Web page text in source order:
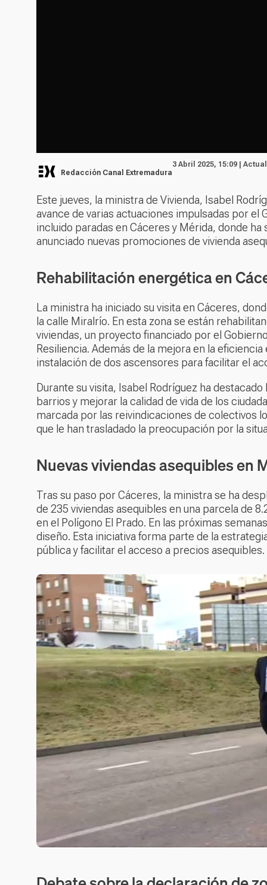
Redacción Canal Extremadura
3 Abril 2025, 15:09 |
Este jueves, la ministra de Vivienda, Isabel
avance de varias actuaciones impulsadas por el
incluido paradas en Cáceres y Mérida, donde
anunciado nuevas promociones de vivienda
Rehabilitación energética en
La ministra ha iniciado su visita en Cáceres,
la calle Miralrío. En esta zona se están
viviendas, un proyecto financiado por el
Resiliencia. Además de la mejora en la
instalación de dos ascensores para facilitar el
Durante su visita, Isabel Rodríguez ha
barrios y mejorar la calidad de vida de los
marcada por las reivindicaciones de colectivos
que le han trasladado la preocupación por la
Nuevas viviendas asequibles en
Tras su paso por Cáceres, la ministra se ha
de 235 viviendas asequibles en una parcela de
en el Polígono El Prado. En las próximas
diseño. Esta iniciativa forma parte de la
pública y facilitar el acceso a precios asequibles.